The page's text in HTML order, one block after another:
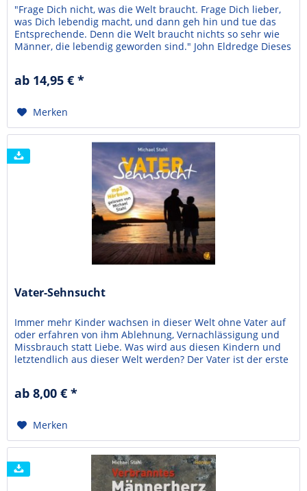
"Frage Dich nicht, was die Welt braucht. Frage Dich lieber,
was Dich lebendig macht, und dann geh hin und tue das
Entsprechende. Denn die Welt braucht nichts so sehr wie
Männer, die lebendig geworden sind." John Eldredge Dieses
und Mutig, Wild und auf Abenteuer...
ab 14,95 € *
Merken
Vater-Sehnsucht
Immer mehr Kinder wachsen in dieser Welt ohne Vater auf
oder erfahren von ihm Ablehnung, Vernachlässigung und
Missbrauch statt Liebe. Was wird aus diesen Kindern und
letztendlich aus dieser Welt werden? Der Vater ist der erste
seiner eigenen schwierigen...
ab 8,00 € *
Merken